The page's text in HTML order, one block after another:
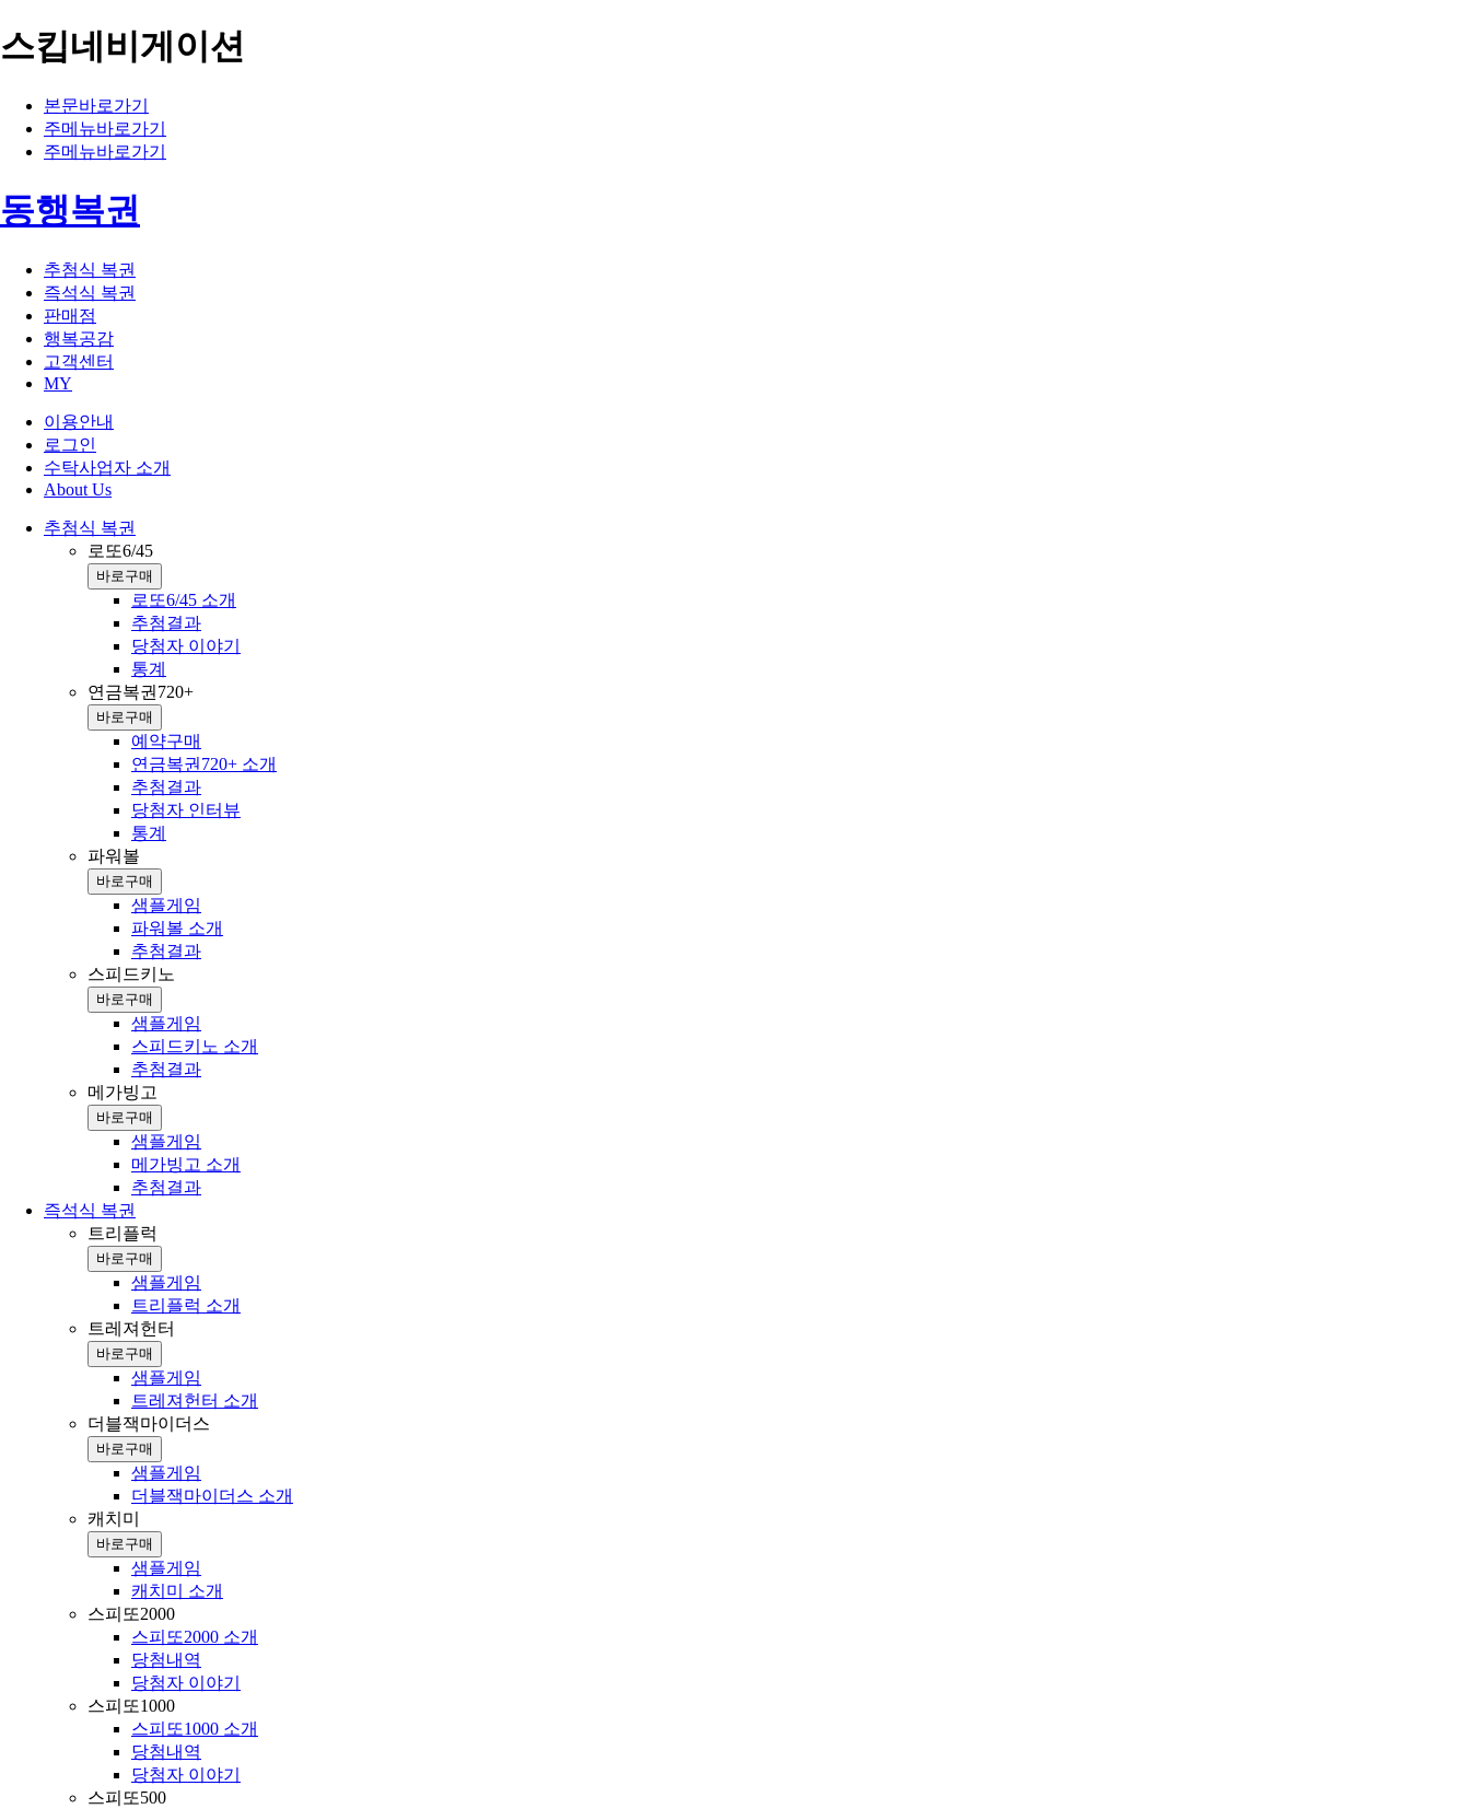
스킵네비게이션
본문바로가기
주메뉴바로가기
주메뉴바로가기
동행복권
추첨식 복권
즉석식 복권
판매점
행복공감
고객센터
MY
이용안내
로그인
수탁사업자 소개
About Us
추첨식 복권
로또6/45
바로구매
로또6/45 소개
추첨결과
당첨자 이야기
통계
연금복권720+
바로구매
예약구매
연금복권720+ 소개
추첨결과
당첨자 인터뷰
통계
파워볼
바로구매
샘플게임
파워볼 소개
추첨결과
스피드키노
바로구매
샘플게임
스피드키노 소개
추첨결과
메가빙고
바로구매
샘플게임
메가빙고 소개
추첨결과
즉석식 복권
트리플럭
바로구매
샘플게임
트리플럭 소개
트레져헌터
바로구매
샘플게임
트레져헌터 소개
더블잭마이더스
바로구매
샘플게임
더블잭마이더스 소개
캐치미
바로구매
샘플게임
캐치미 소개
스피또2000
스피또2000 소개
당첨내역
당첨자 이야기
스피또1000
스피또1000 소개
당첨내역
당첨자 이야기
스피또500